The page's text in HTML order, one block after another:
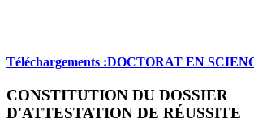
Téléchargements :DOCTORAT EN
CONSTITUTION DU DOSSIER
D'ATTESTATION DE RÉUSSITE